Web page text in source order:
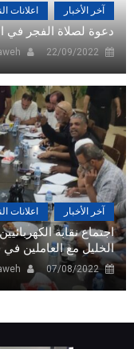
آخر الأخبار اعلانات
دعوة لصلاة الفجر في
22/09/2022
آخر الأخبار اعلانات
اجتماع نقابة
الخليل مع العاملين
07/08/2022